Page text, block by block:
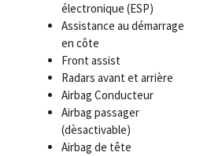
électronique (ESP)
Assistance au démarrage
en côte
Front assist
Radars avant et arrière
Airbag Conducteur
Airbag passager
(dèsactivable)
Airbag de tête